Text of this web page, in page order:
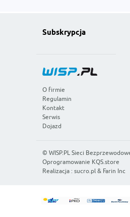
Subskrypcja
O firmie
Regulamin
Kontakt
Serwis
Dojazd
©WISP.PL Sieci
Oprogramowanie KQS.store
Realizacja :sucro.pl & Farin Inc